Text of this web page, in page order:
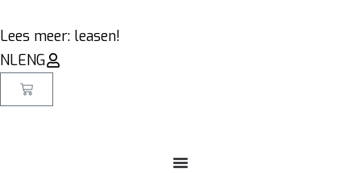
Lees meer: leasen!
NLENG